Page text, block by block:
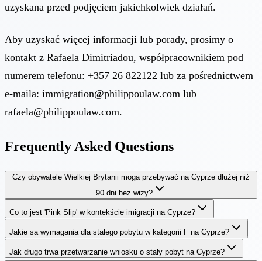
uzyskana przed podjęciem jakichkolwiek działań.
Aby uzyskać więcej informacji lub porady, prosimy o
kontakt z Rafaela Dimitriadou, współpracownikiem pod
numerem telefonu: +357 26 822122 lub za pośrednictwem
e-maila: immigration@philippoulaw.com lub
rafaela@philippoulaw.com.
Frequently Asked Questions
Czy obywatele Wielkiej Brytanii mogą przebywać na Cyprze dłużej niż
90 dni bez wizy?
Co to jest 'Pink Slip' w kontekście imigracji na Cyprze?
Jakie są wymagania dla stałego pobytu w kategorii F na Cyprze?
Jak długo trwa przetwarzanie wniosku o stały pobyt na Cyprze?